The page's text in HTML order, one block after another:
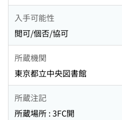
入手可能性
閲可/個否/協可
所蔵機関
東京都立中央図書館
所蔵注記
所蔵場所 : 3FC開